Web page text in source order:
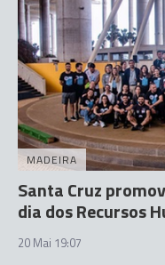
MADEIRA
Santa Cruz
dia dos Recursos
20 Mai 19:07